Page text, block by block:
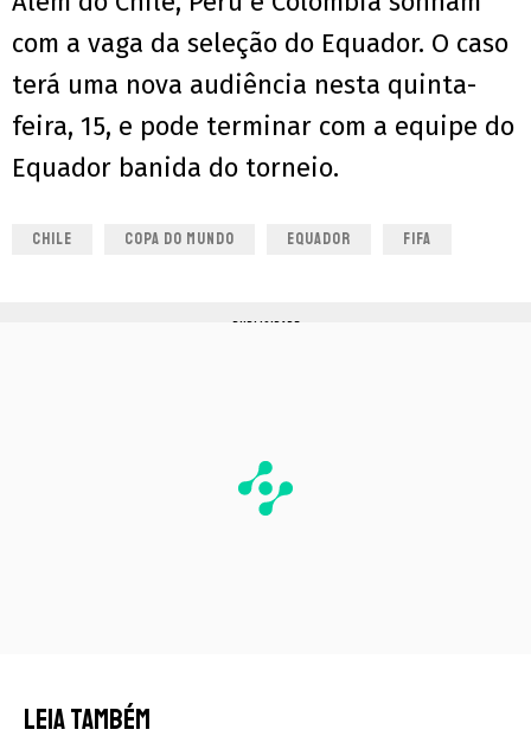
com a vaga da seleção do Equador. O caso
terá uma nova audiência nesta quinta-
feira, 15, e pode terminar com a equipe do
Equador banida do torneio.
CHILE COPA DO MUNDO EQUADOR FIFA
PUBLICIDADE
LEIA TAMBÉM